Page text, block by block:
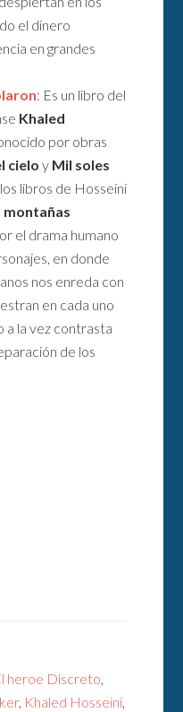
el dinero
en grandes
: Es un libro del
Khaled
por obras
cielo y Mil soles
libros de Hosseini
montañas
el drama humano
en donde
nos enreda con
en cada uno
a la vez contrasta
de los
heroe Discreto,
, Khaled Hosseini,